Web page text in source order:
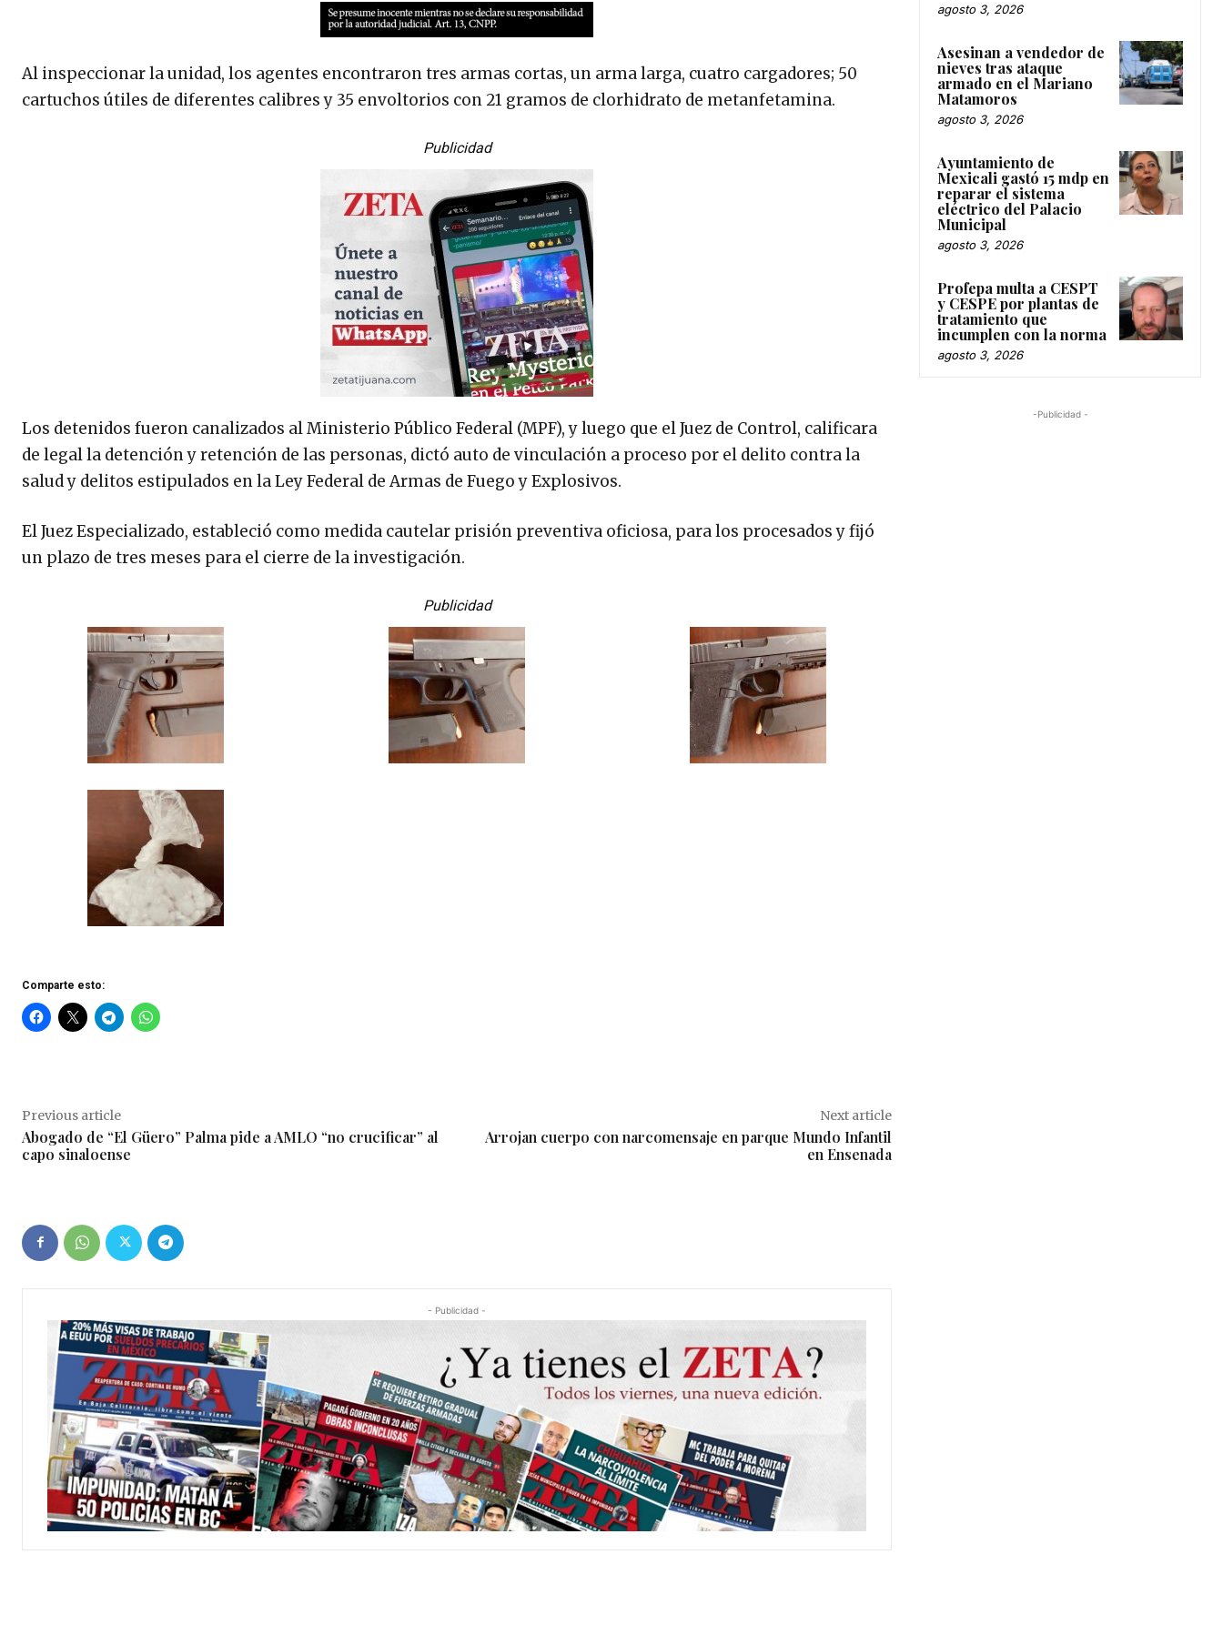
Al inspeccionar la unidad, los agentes encontraron tres armas cortas, un arma larga, cuatro cargadores; 50
cartuchos útiles de diferentes calibres y 35 envoltorios con 21 gramos de clorhidrato de metanfetamina.
Publicidad
Los detenidos fueron canalizados al Ministerio Público Federal (MPF), y luego que el Juez de Control, calificara
de legal la detención y retención de las personas, dictó auto de vinculación a proceso por el delito contra la
salud y delitos estipulados en la Ley Federal de Armas de Fuego y Explosivos.
El Juez Especializado, estableció como medida cautelar prisión preventiva oficiosa, para los procesados y fijó
un plazo de tres meses para el cierre de la investigación.
Publicidad
Comparte esto:
Previous article
Abogado de “El Güero” Palma pide a AMLO “no crucificar” al
capo sinaloense
Next article
Arrojan cuerpo con narcomensaje en parque Mundo Infantil
en Ensenada
- Publicidad -
agosto 3, 2026
Asesinan a vendedor de
nieves tras ataque
armado en el Mariano
Matamoros
agosto 3, 2026
Ayuntamiento de
Mexicali gastó 15 mdp en
reparar el sistema
eléctrico del Palacio
Municipal
agosto 3, 2026
Profepa multa a CESPT
y CESPE por plantas de
tratamiento que
incumplen con la norma
agosto 3, 2026
-Publicidad -